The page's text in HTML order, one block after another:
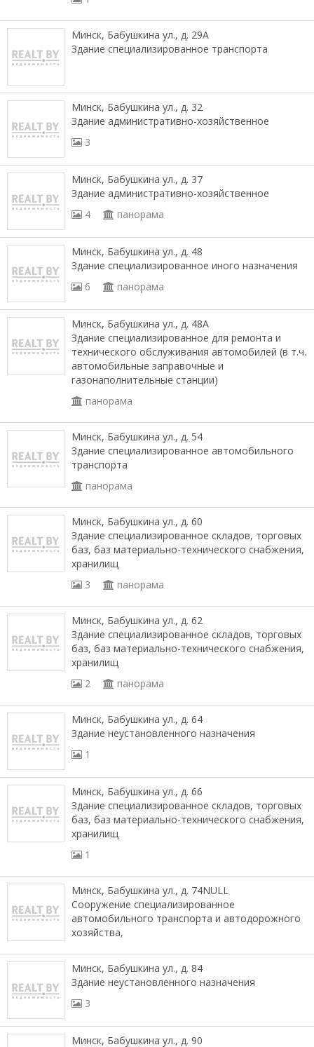
Минск, Бабушкина ул., д. 29А
Здание специализированное транспорта
Минск, Бабушкина ул., д. 32
Здание административно-хозяйственное
3
Минск, Бабушкина ул., д. 37
Здание административно-хозяйственное
4
панорама
Минск, Бабушкина ул., д. 48
Здание специализированное иного назначения
6
панорама
Минск, Бабушкина ул., д. 48А
Здание специализированное для ремонта и
технического обслуживания автомобилей (в т.ч.
автомобильные заправочные и
газонаполнительные станции)
панорама
Минск, Бабушкина ул., д. 54
Здание специализированное автомобильного
транспорта
панорама
Минск, Бабушкина ул., д. 60
Здание специализированное складов, торговых
баз, баз материально-технического снабжения,
хранилищ
3
панорама
Минск, Бабушкина ул., д. 62
Здание специализированное складов, торговых
баз, баз материально-технического снабжения,
хранилищ
2
панорама
Минск, Бабушкина ул., д. 64
Здание неустановленного назначения
1
Минск, Бабушкина ул., д. 66
Здание специализированное складов, торговых
баз, баз материально-технического снабжения,
хранилищ
1
Минск, Бабушкина ул., д. 74NULL
Сооружение специализированное
автомобильного транспорта и автодорожного
хозяйства,
Минск, Бабушкина ул., д. 84
Здание неустановленного назначения
3
Минск, Бабушкина ул., д. 90